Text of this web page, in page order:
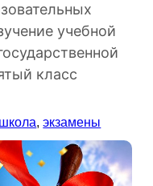
учебной
класс
школа,экзамены